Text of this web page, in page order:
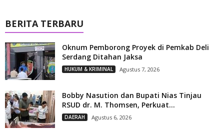
BERITA TERBARU
Oknum Pemborong Proyek di Pemkab Deli
Serdang Ditahan Jaksa
HUKUM & KRIMINAL Agustus 7, 2026
Bobby Nasution dan Bupati Nias Tinjau
RSUD dr. M. Thomsen, Perkuat...
DAERAH Agustus 6, 2026